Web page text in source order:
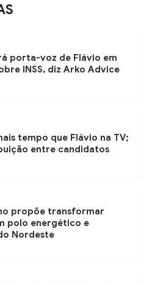
porta-voz de Flávio em
INSS, diz Arko Advice
tempo que Flávio na TV;
entre candidatos
propõe transformar
polo energético e
Nordeste